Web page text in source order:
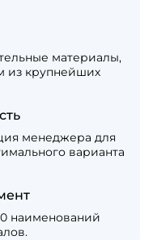
материалы,
из крупнейших
менеджера для
варианта
наименований